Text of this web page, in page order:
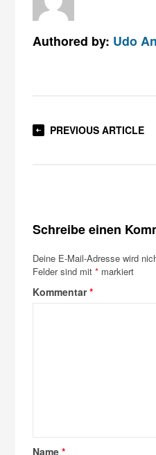
Authored by: Udo
PREVIOUS ARTICLE
Schreibe einen
Deine E-Mail-Adresse wird
Felder sind mit* markiert
Kommentar*
Name*